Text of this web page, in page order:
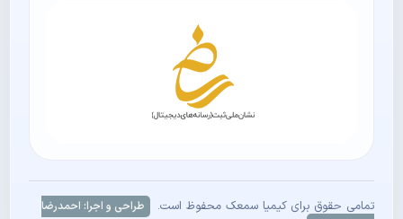
تمامی حقوق برای کیمیا سمعک محفوظ است.
طراحی و اجرا: احمدرضا